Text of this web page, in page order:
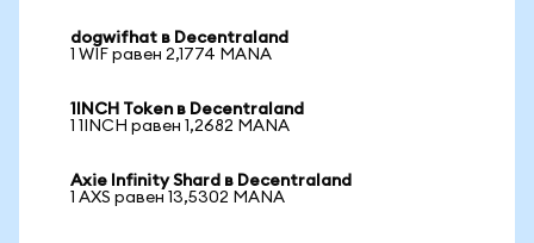
dogwifhat в Decentraland
1 WIF равен 2,1774 MANA
1INCH Token в Decentraland
1 1INCH равен 1,2682 MANA
Axie Infinity Shard в Decentraland
1 AXS равен 13,5302 MANA